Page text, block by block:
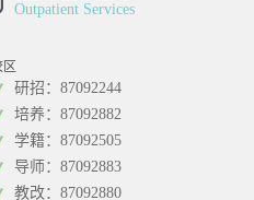
统计学院
Outpatient Services
研招：87092244
培养：87092882
学籍：87092505
导师：87092883
教改：87092880